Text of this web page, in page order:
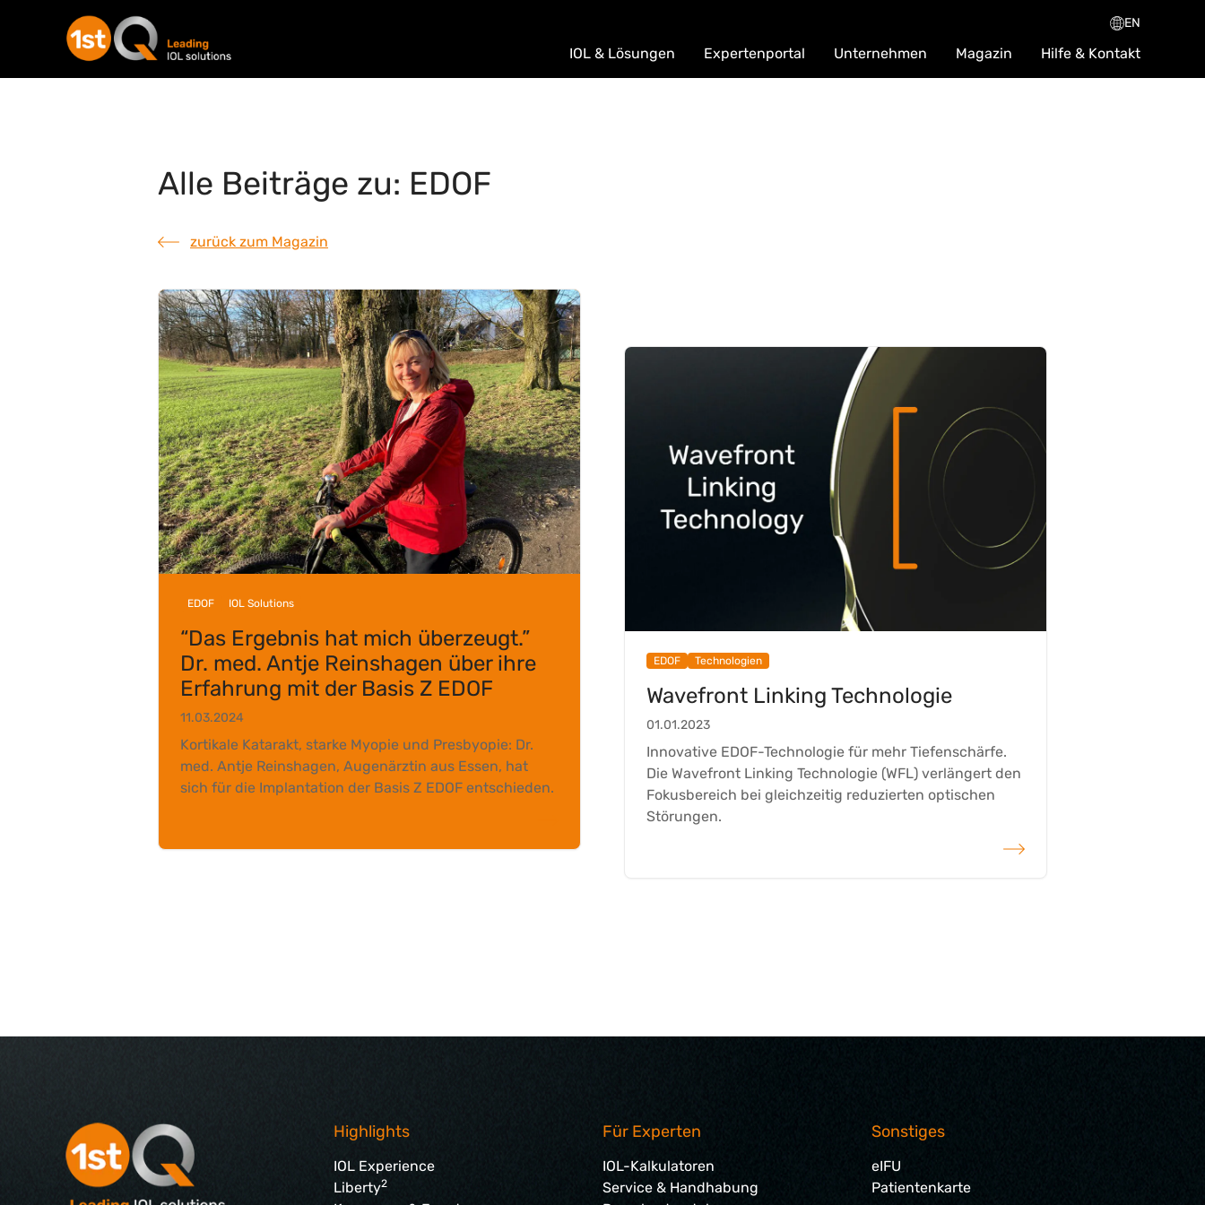
EN
IOL & Lösungen Expertenportal Unternehmen Magazin Hilfe & Kontakt
Alle Beiträge zu: EDOF
zurück zum Magazin
EDOF IOL Solutions
“Das Ergebnis hat mich überzeugt.”
Dr. med. Antje Reinshagen über ihre
Erfahrung mit der Basis Z EDOF
11.03.2024
Kortikale Katarakt, starke Myopie und Presbyopie: Dr.
med. Antje Reinshagen, Augenärztin aus Essen, hat
sich für die Implantation der Basis Z EDOF entschieden.
EDOF Technologien
Wavefront Linking Technologie
01.01.2023
Innovative EDOF-Technologie für mehr Tiefenschärfe.
Die Wavefront Linking Technologie (WFL) verlängert den
Fokusbereich bei gleichzeitig reduzierten optischen
Störungen.
weiterlesen
Highlights
IOL Experience
Liberty2
Für Experten
IOL-Kalkulatoren
Service & Handhabung
Sonstiges
eIFU
Patientenkarte